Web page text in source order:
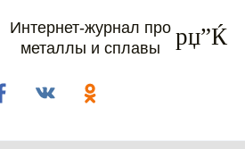
Интернет-журнал про
металлы и сплавы